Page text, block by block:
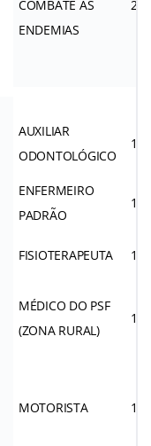
COMBATE ÀS
ENDEMIAS
AUXILIAR
ODONTOLÓGICO
ENFERMEIRO
PADRÃO
FISIOTERAPEUTA
MÉDICO DO PSF
(ZONA RURAL)
MOTORISTA